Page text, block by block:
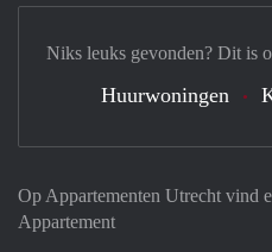
Op Appartementen Utrecht vind
Appartement
Niks leuks gevonden? Dit is
Huurwoningen